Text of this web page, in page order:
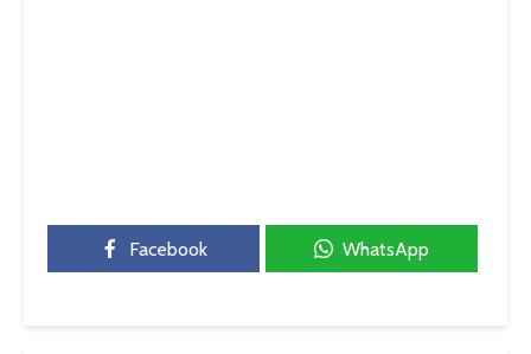
Facebook WhatsApp